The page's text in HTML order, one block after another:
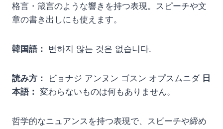
格言・箴言のような響きを持つ表現。スピーチや文
章の書き出しにも使えます。
韓国語： 변하지 않는 것은 없습니다.
読み方： ビョナジ アンヌン ゴスン オプスムニダ 日
本語： 変わらないものは何もありません。
哲学的なニュアンスを持つ表現で、スピーチや締め